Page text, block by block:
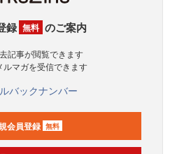
録 無料 のご案内
記事が閲覧できます
ルマガを受信できます
バックナンバー
会員登録 無料